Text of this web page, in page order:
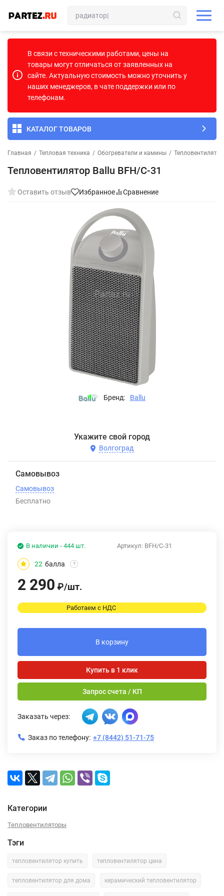
В связи с техническими работами, цены на
товары могут отличаться от заявленных на
сайте. Актуальную стоимость можно уточнить у
наших менеджеров, в чате поддержки или по
телефонам.
КАТАЛОГ ТОВАРОВ
Главная / Тепловая техника / Обогреватели и камины /
Тепловентилятор Ballu BFH/С-31
Оставить отзыв Избранное Сравнение
Бренд: Ballu
Укажите свой город
Волгоград
Самовывоз
Самовывоз
Бесплатно
Артикул: BFH/С-31
В наличии - 444 шт.
22 балла ?
2 290 ₽/шт.
Работаем с НДС
В корзину
Купить в 1 клик
Запрос счета / КП
Заказать через:
Заказ по телефону: +7 (8442) 51-71-75
Категории
Тепловентиляторы
Тэги
тепловентилятор купить тепловентилятор цена
тепловентилятор для дома керамический тепловентилятор